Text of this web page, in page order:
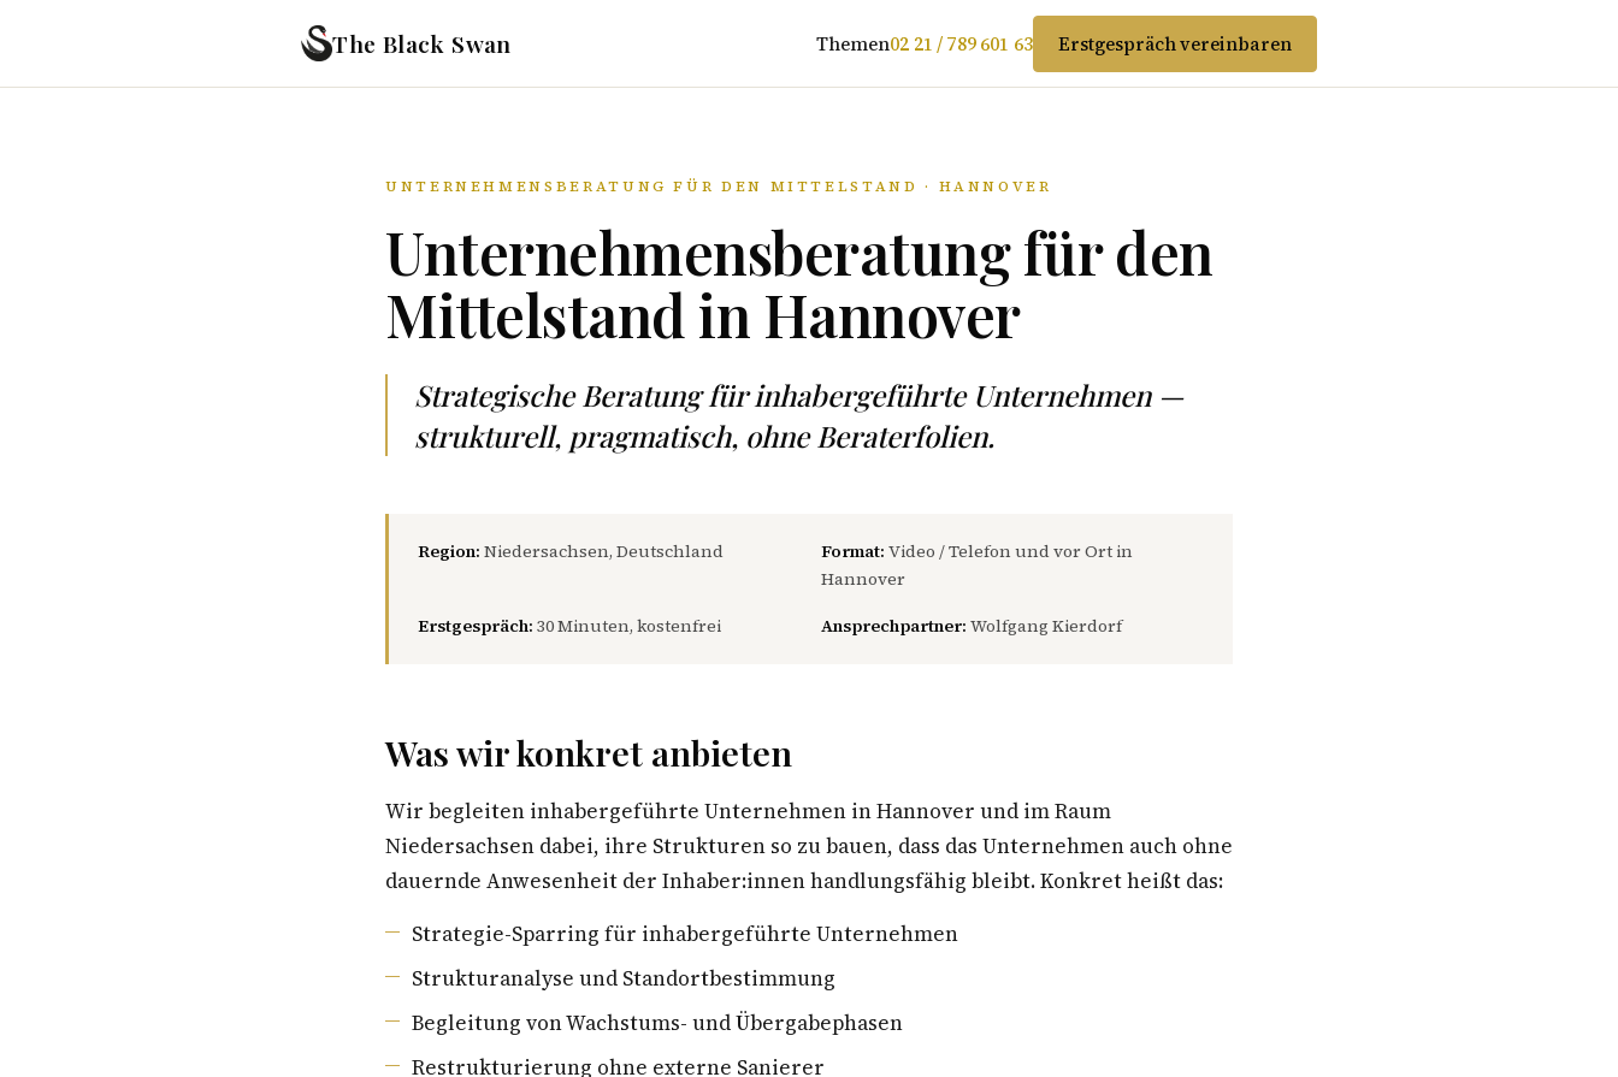
The Black Swan Themen02 21 / 789 601 63 Erstgespräch vereinbaren
UNTERNEHMENSBERATUNG FÜR DEN MITTELSTAND · HANNOVER
Unternehmensberatung für den
Mittelstand in Hannover
Strategische Beratung für inhabergeführte Unternehmen —
strukturell, pragmatisch, ohne Beraterfolien.
Region: Niedersachsen, Deutschland Format: Video / Telefon und vor Ort in
Hannover
Erstgespräch: 30 Minuten, kostenfrei Ansprechpartner: Wolfgang Kierdorf
Was wir konkret anbieten
Wir begleiten inhabergeführte Unternehmen in Hannover und im Raum
Niedersachsen dabei, ihre Strukturen so zu bauen, dass das Unternehmen auch ohne
dauernde Anwesenheit der Inhaber:innen handlungsfähig bleibt. Konkret heißt das:
Strategie-Sparring für inhabergeführte Unternehmen
Strukturanalyse und Standortbestimmung
Begleitung von Wachstums- und Übergabephasen
Restrukturierung ohne externe Sanierer